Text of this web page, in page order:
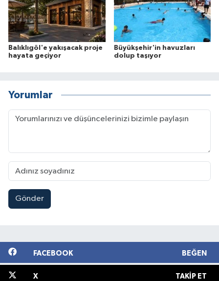
Balıklıgöl'e yakışacak proje
hayata geçiyor
Büyükşehir'in havuzları
dolup taşıyor
Yorumlar
Gönder
FACEBOOK BEĞEN
X TAKIP ET